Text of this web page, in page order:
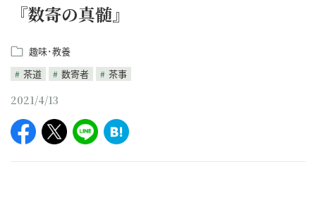
『数寄の真髄』
趣味･教養
茶道
数寄者 茶事
2021/4/13